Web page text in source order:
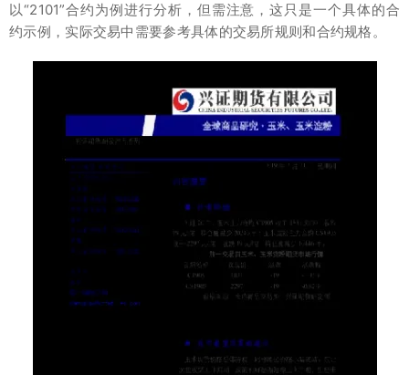
以“2101”合约为例进行分析，但需注意，这只是一个具体的合
约示例，实际交易中需要参考具体的交易所规则和合约规格。